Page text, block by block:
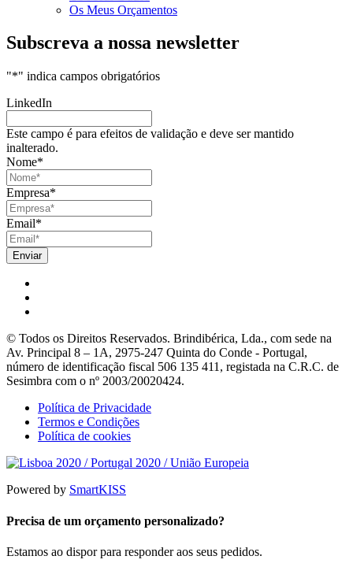
Os Meus Orçamentos
Subscreva a nossa newsletter
"*" indica campos obrigatórios
LinkedIn
Este campo é para efeitos de validação e deve ser mantido
inalterado.
Nome*
Empresa*
Email*
© Todos os Direitos Reservados. Brindibérica, Lda., com sede na
Av. Principal 8 – 1A, 2975-247 Quinta do Conde - Portugal,
número de identificação fiscal 506 135 411, registada na C.R.C. de
Sesimbra com o nº 2003/20020424.
Política de Privacidade
Termos e Condições
Política de cookies
Powered by SmartKISS
Precisa de um orçamento personalizado?
Estamos ao dispor para responder aos seus pedidos.